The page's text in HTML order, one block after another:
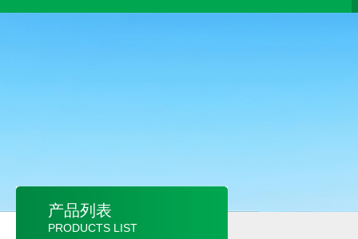
产品列表
PRODUCTS LIST